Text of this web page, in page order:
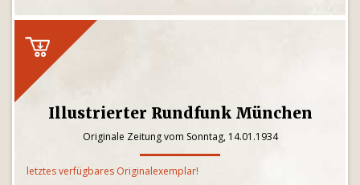
Illustrierter Rundfunk München
Originale Zeitung vom Sonntag, 14.01.1934
letztes verfügbares Originalexemplar!